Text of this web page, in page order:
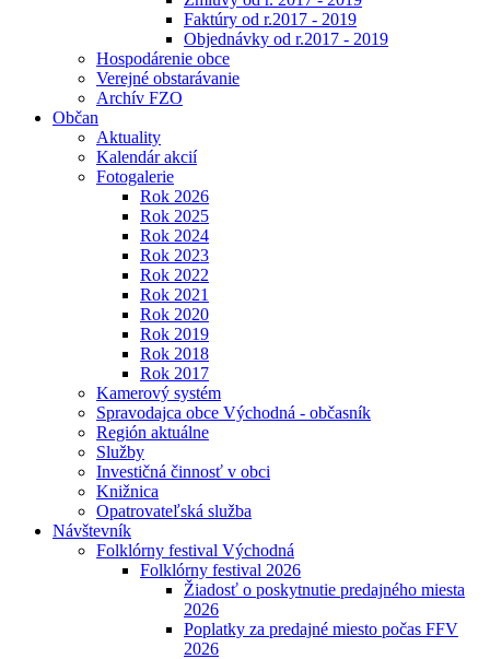
Faktúry od r.2017 - 2019
Objednávky od r.2017 - 2019
Hospodárenie obce
Verejné obstarávanie
Archív FZO
Občan
Aktuality
Kalendár akcií
Fotogalerie
Rok 2026
Rok 2025
Rok 2024
Rok 2023
Rok 2022
Rok 2021
Rok 2020
Rok 2019
Rok 2018
Rok 2017
Kamerový systém
Spravodajca obce Východná - občasník
Región aktuálne
Služby
Investičná činnosť v obci
Knižnica
Opatrovateľská služba
Návštevník
Folklórny festival Východná
Folklórny festival 2026
Žiadosť o poskytnutie predajného miesta
2026
Poplatky za predajné miesto počas FFV
2026